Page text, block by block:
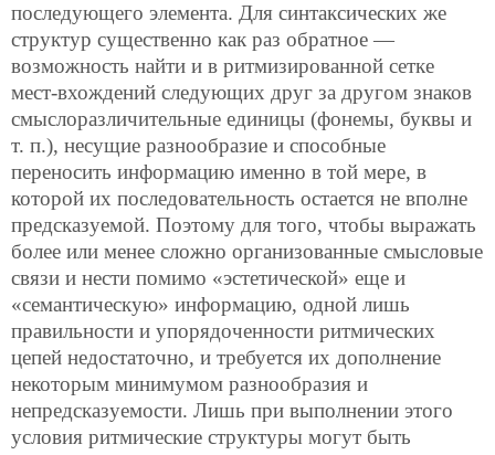
последующего элемента. Для синтаксических же
структур существенно как раз обратное —
возможность найти и в ритмизированной сетке
мест-вхождений следующих друг за другом знаков
смыслоразличительные единицы (фонемы, буквы и
т. п.), несущие разнообразие и способные
переносить информацию именно в той мере, в
которой их последовательность остается не вполне
предсказуемой. Поэтому для того, чтобы выражать
более или менее сложно организованные смысловые
связи и нести помимо «эстетической» еще и
«семантическую» информацию, одной лишь
правильности и упорядоченности ритмических
цепей недостаточно, и требуется их дополнение
некоторым минимумом разнообразия и
непредсказуемости. Лишь при выполнении этого
условия ритмические структуры могут быть